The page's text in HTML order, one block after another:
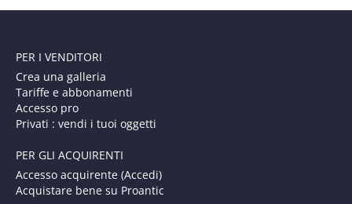
PER I VENDITORI
Crea una galleria
Tariffe e abbonamenti
Accesso pro
Privati : vendi i tuoi oggetti
PER GLI ACQUIRENTI
Accesso acquirente (Accedi)
Acquistare bene su Proantic